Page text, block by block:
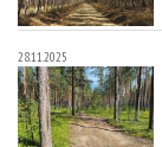
28.11.2025